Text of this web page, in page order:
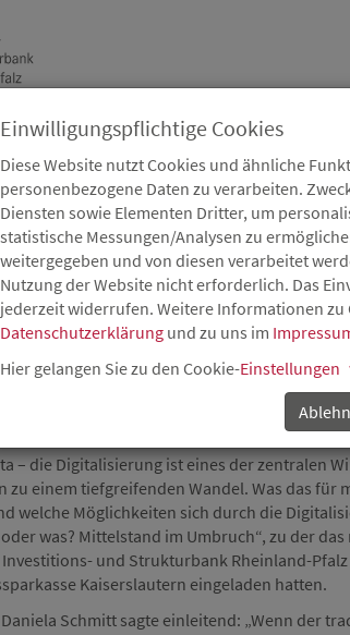
Kommunal Die ISB Karriere Service
BIETET
den Anschluss an die Zukunft halten
– die Digitalisierung ist eines der zentralen
zu einem tiefgreifenden Wandel. Was das für
welche Möglichkeiten sich durch die
was? Mittelstand im Umbruch“, zu der
und Strukturbank Rheinland-Pfalz
Kaiserslautern eingeladen hatten.
Schmitt sagte einleitend: „Wenn der
Einwilligungspflichtige Cookies
Diese Website nutzt Cookies und ähnliche
personenbezogene Daten zu verarbeiten.
Diensten sowie Elementen Dritter, um
statistische Messungen/Analysen zu
weitergegeben und von diesen verarbeitet
Nutzung der Website nicht erforderlich. Das
jederzeit widerrufen. Weitere Informationen
Datenschutzerklärung und zu uns im
Hier gelangen Sie zu den Cookie-Einstellungen